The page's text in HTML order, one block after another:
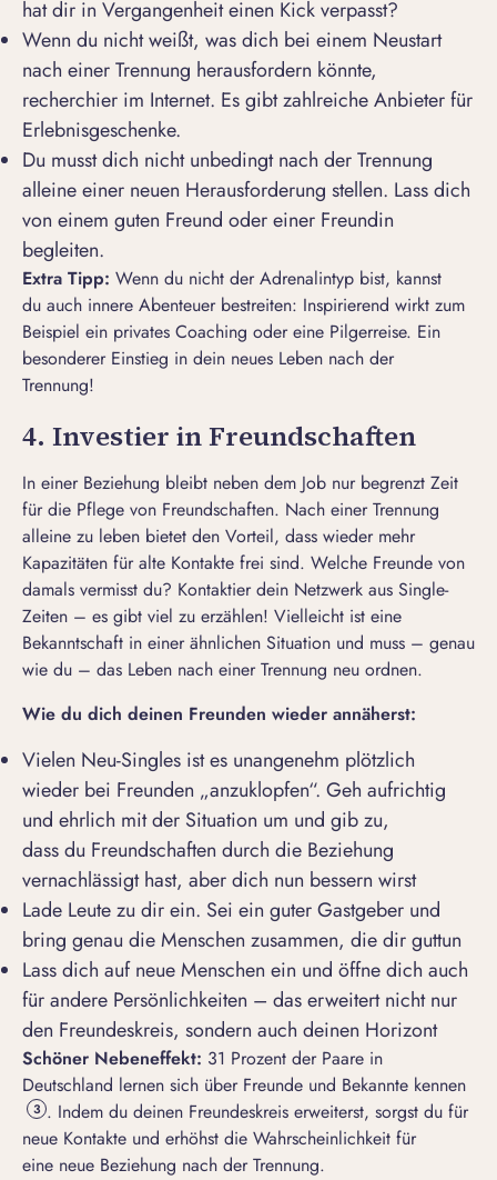
hat dir in Vergangenheit einen Kick verpasst?
Wenn du nicht weißt, was dich bei einem Neustart
nach einer Trennung herausfordern könnte,
recherchier im Internet. Es gibt zahlreiche Anbieter für
Erlebnisgeschenke.
Du musst dich nicht unbedingt nach der Trennung
alleine einer neuen Herausforderung stellen. Lass dich
von einem guten Freund oder einer Freundin
begleiten.
Extra Tipp: Wenn du nicht der Adrenalintyp bist, kannst
du auch innere Abenteuer bestreiten: Inspirierend wirkt zum
Beispiel ein privates Coaching oder eine Pilgerreise. Ein
besonderer Einstieg in dein neues Leben nach der
Trennung!
4. Investier in Freundschaften
In einer Beziehung bleibt neben dem Job nur begrenzt Zeit
für die Pflege von Freundschaften. Nach einer Trennung
alleine zu leben bietet den Vorteil, dass wieder mehr
Kapazitäten für alte Kontakte frei sind. Welche Freunde von
damals vermisst du? Kontaktier dein Netzwerk aus Single-
Zeiten – es gibt viel zu erzählen! Vielleicht ist eine
Bekanntschaft in einer ähnlichen Situation und muss – genau
wie du – das Leben nach einer Trennung neu ordnen.
Wie du dich deinen Freunden wieder annäherst:
Vielen Neu-Singles ist es unangenehm plötzlich
wieder bei Freunden „anzuklopfen“. Geh aufrichtig
und ehrlich mit der Situation um und gib zu,
dass du Freundschaften durch die Beziehung
vernachlässigt hast, aber dich nun bessern wirst
Lade Leute zu dir ein. Sei ein guter Gastgeber und
bring genau die Menschen zusammen, die dir guttun
Lass dich auf neue Menschen ein und öffne dich auch
für andere Persönlichkeiten – das erweitert nicht nur
den Freundeskreis, sondern auch deinen Horizont
Schöner Nebeneffekt: 31 Prozent der Paare in
Deutschland lernen sich über Freunde und Bekannte kennen
3 . Indem du deinen Freundeskreis erweiterst, sorgst du für
neue Kontakte und erhöhst die Wahrscheinlichkeit für
eine neue Beziehung nach der Trennung.